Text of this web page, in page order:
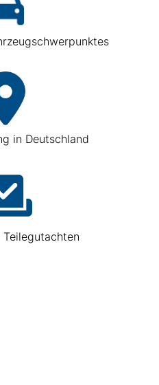
in Deutschland